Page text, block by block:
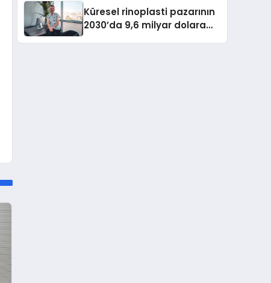
Küresel rinoplasti pazarının
2030’da 9,6 milyar dolara